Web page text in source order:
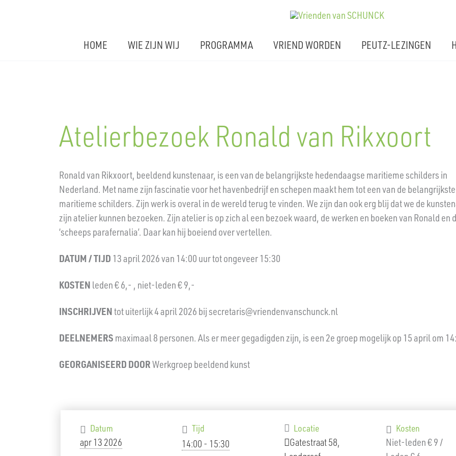
HOME WIE ZIJN WIJ PROGRAMMA VRIEND WORDEN PEUTZ-LEZINGEN
Atelierbezoek Ronald van Rikxoort
Ronald van Rikxoort, beeldend kunstenaar, is een van de belangrijkste hedendaagse maritieme schilders in
Nederland. Met name zijn fascinatie voor het havenbedrijf en schepen maakt hem tot een van de belangrijkste
maritieme schilders. Zijn werk is overal in de wereld terug te vinden. We zijn dan ook erg blij dat we de
zijn atelier kunnen bezoeken. Zijn atelier is op zich al een bezoek waard, de werken en boeken van Ronald en
‘scheeps parafernalia’. Daar kan hij boeiend over vertellen.
DATUM / TIJD 13 april 2026 van 14:00 uur tot ongeveer 15:30
KOSTEN leden € 6,- , niet-leden € 9,-
INSCHRIJVENtot uiterlijk 4 april 2026 bij secretaris@vriendenvanschunck.nl
DEELNEMERS maximaal 8 personen. Als er meer gegadigden zijn, is een 2e groep mogelijk op 15 april om
GEORGANISEERD DOORWerkgroep beeldend kunst
Datum
apr 13 2026
Tijd
14:00 - 15:30
Locatie
Gatestraat 58,
Kosten
Niet-leden € 9 /